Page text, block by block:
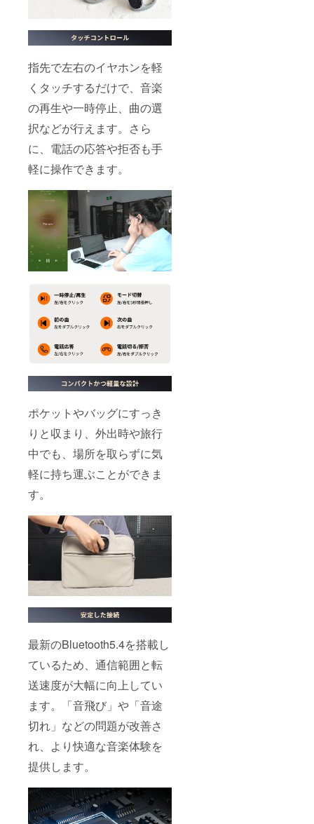
指先で左右のイヤホンを軽
くタッチするだけで、音楽
の再生や一時停止、曲の選
択などが行えます。さら
に、電話の応答や拒否も手
軽に操作できます。
ポケットやバッグにすっき
りと収まり、外出時や旅行
中でも、場所を取らずに気
軽に持ち運ぶことができま
す。
最新のBluetooth5.4を搭載し
ているため、通信範囲と転
送速度が大幅に向上してい
ます。「音飛び」や「音途
切れ」などの問題が改善さ
れ、より快適な音楽体験を
提供します。